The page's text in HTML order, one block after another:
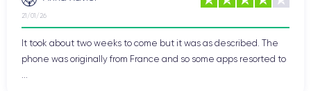
21/01/26
It took about two weeks to come but it was as described. The
phone was originally from France and so some apps resorted to